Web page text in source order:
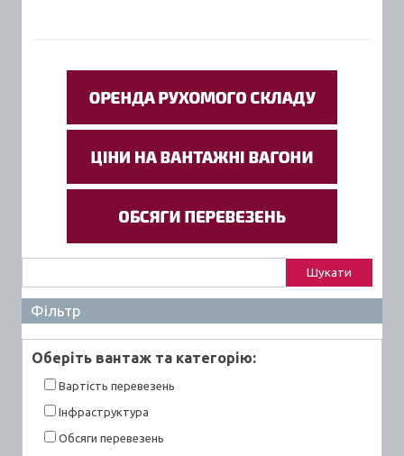
Фільтр
Оберiть вантаж та категорiю:
Вартiсть перевезень
Інфраструктура
Обсяги перевезень